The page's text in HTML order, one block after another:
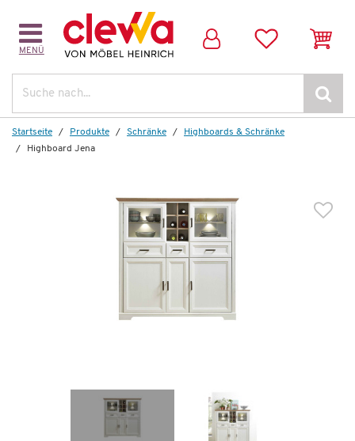
MENÜ
Startseite Produkte Schränke
Highboards & Schränke
Highboard Jena
Weitere Artikel aus der Serie
Wenige verfügbar
Jena
898,00 €*